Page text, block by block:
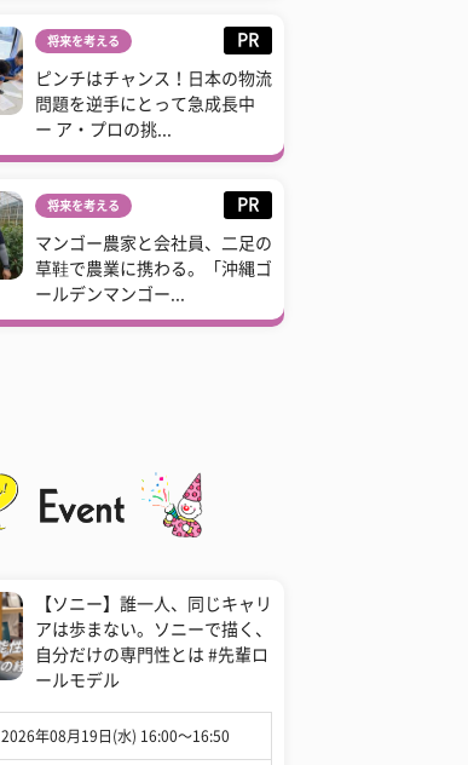
将来を考える PR
ピンチはチャンス！日本の物流
問題を逆手にとって急成長中
ー ア・プロの挑...
将来を考える PR
マンゴー農家と会社員、二足の
草鞋で農業に携わる。「沖縄ゴ
ールデンマンゴー...
【ソニー】誰一人、同じキャリ
アは歩まない。ソニーで描く、
自分だけの専門性とは #先輩ロ
ールモデル
2026年08月19日(水) 16:00〜16:50